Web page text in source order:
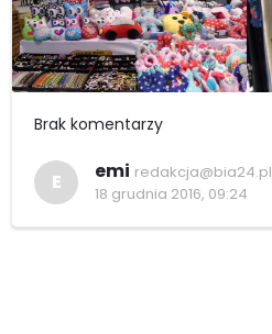
Brak komentarzy
E emi redakcja@bia24.pl
18 grudnia 2016, 09:24